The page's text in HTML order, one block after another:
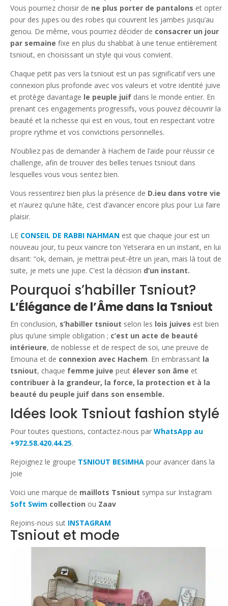
Vous pourriez choisir de ne plus porter de pantalons et opter
pour des jupes ou des robes qui couvrent les jambes jusqu’au
genou. De même, vous pourriez décider de consacrer un jour
par semaine fixe en plus du shabbat à une tenue entièrement
tsniout, en choisissant un style qui vous convient.
Chaque petit pas vers la tsniout est un pas significatif vers une
connexion plus profonde avec vos valeurs et votre identité juive
et protège davantage le peuple juif dans le monde entier. En
prenant ces engagements progressifs, vous pouvez découvrir la
beauté et la richesse qui est en vous, tout en respectant votre
propre rythme et vos convictions personnelles.
N’oubliez pas de demander à Hachem de l’aide pour réussir ce
challenge, afin de trouver des belles tenues tsniout dans
lesquelles vous vous sentez bien.
Vous ressentirez bien plus la présence de D.ieu dans votre vie
et n’aurez qu’une hâte, c’est d’avancer encore plus pour Lui faire
plaisir.
LE CONSEIL DE RABBI NAHMAN est que chaque jour est un
nouveau jour, tu peux vaincre ton Yetserara en un instant, en lui
disant: “ok, demain, je mettrai peut-être un jean, mais là tout de
suite, je mets une jupe. C’est la décision d’un instant.
Pourquoi s’habiller Tsniout?
L’Élégance de l’Âme dans la Tsniout
En conclusion, s’habiller tsniout selon les lois juives est bien
plus qu’une simple obligation ; c’est un acte de beauté
intérieure, de noblesse et de respect de soi, une preuve de
Emouna et de connexion avec Hachem. En embrassant la
tsniout, chaque femme juive peut élever son âme et
contribuer à la grandeur, la force, la protection et à la
beauté du peuple juif dans son ensemble.
Idées look Tsniout fashion stylé
Pour toutes questions, contactez-nous par WhatsApp au
+972.58.420.44.25.
Rejoignez le groupe TSNIOUT BESIMHA pour avancer dans la
joie
Voici une marque de maillots Tsniout sympa sur Instagram
Soft Swim collection ou Zaav
Rejoins-nous sut INSTAGRAM
Tsniout et mode